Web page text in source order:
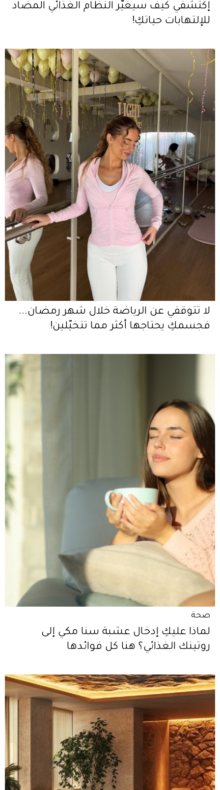
إكتشفي كيف سيغيّر النظام الغذائي المضاد
للإلتهابات حياتكِ!
لا تتوقفي عن الرياضة خلال شهر رمضان...
فجسمكِ يحتاجها أكثر مما تتخيّلين!
صحة
لماذا عليكِ إدخال عشبة سنا مكي إلى
روتينك الغذائي؟ هنا كل فوائدها